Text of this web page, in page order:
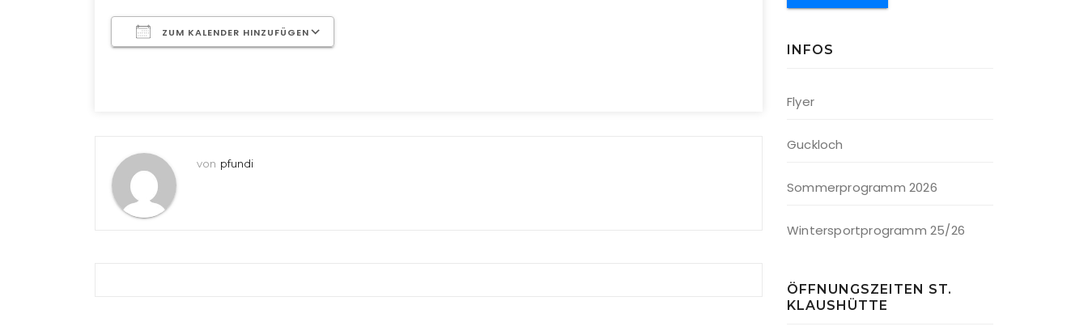
ZUM KALENDER HINZUFÜGEN
von pfundi
INFOS
Flyer
Guckloch
Sommerprogramm 2026
Wintersportprogramm 25/26
ÖFFNUNGSZEITEN ST.
KLAUSHÜTTE